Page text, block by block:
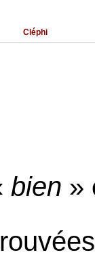
Cléphi
bien »